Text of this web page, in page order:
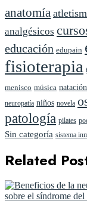
anatomía
analgésicos
educación edupain
fisioterapia
menisco música natación
neuropatía niños novela
patología pilates
Sin categoría sistema
Related